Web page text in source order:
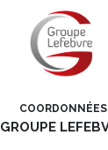
COORDONNÉES
GROUPE